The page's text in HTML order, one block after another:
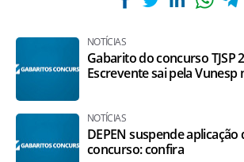
NOTÍCIAS
Gabarito do concurso TJSP
Escrevente sai pela Vunesp
NOTÍCIAS
DEPEN suspende
concurso: confira